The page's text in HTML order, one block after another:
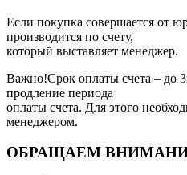
Если покупка совершается от
производится по счету,
который выставляет менеджер.
Важно!Срок оплаты счета – до
продление периода
оплаты счета. Для этого
менеджером.
ОБРАЩАЕМ